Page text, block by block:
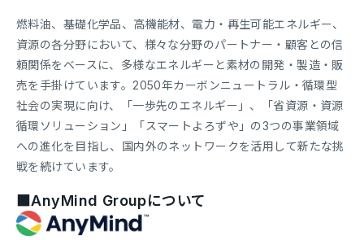
燃料油、基礎化学品、高機能材、電力・再生可能エネルギー、
資源の各分野において、様々な分野のパートナー・顧客との信
頼関係をベースに、多様なエネルギーと素材の開発・製造・販
売を手掛けています。2050年カーボンニュートラル・循環型
社会の実現に向け、「一歩先のエネルギー」、「省資源・資源
循環ソリューション」「スマートよろずや」の3つの事業領域
への進化を目指し、国内外のネットワークを活用して新たな挑
戦を続けています。
■AnyMind Groupについて